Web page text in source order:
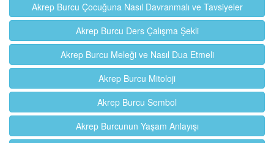
Akrep Burcu Çocuğuna Nasıl Davranmalı ve Tavsiyeler
Akrep Burcu Ders Çalışma Şekli
Akrep Burcu Meleği ve Nasıl Dua Etmeli
Akrep Burcu Mitoloji
Akrep Burcu Sembol
Akrep Burcunun Yaşam Anlayışı